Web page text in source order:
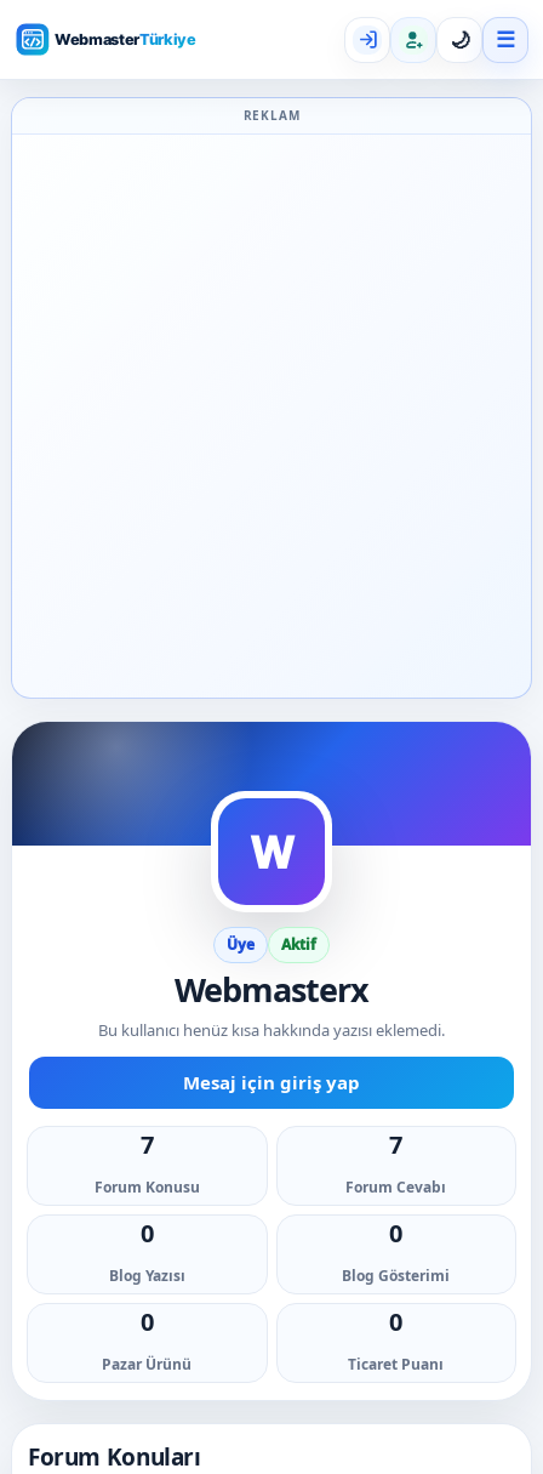
🌙 ☰
REKLAM
W
Üye Aktif
Webmasterx
Bu kullanıcı henüz kısa hakkında yazısı eklemedi.
Mesaj için giriş yap
7
Forum Konusu
7
Forum Cevabı
0
Blog Yazısı
0
Blog Gösterimi
0
Pazar Ürünü
0
Ticaret Puanı
Forum Konuları